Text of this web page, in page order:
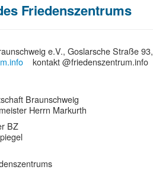
Friedenszentrums
e.V., Goslarsche Straße 93,
kontakt @friedenszentrum.info
Braunschweig
Herrn Markurth
BZ